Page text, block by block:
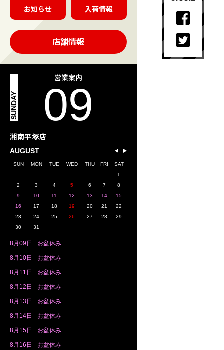
お知らせ 入荷情報
店舗情報
営業案内
09
SUNDAY
湘南平塚店
AUGUST
SUN MON TUE WED THU FRI
SAT
1
2
3 4 5 6 7
8
9
10 11 12 13 14
15
16
17 18 19 20 21
22
23
24 25 26 27 28
29
30
31
8月 09日 お盆休み
8月 10日 お盆休み
8月 11日 お盆休み
8月 12日 お盆休み
8月 13日 お盆休み
8月 14日 お盆休み
8月 15日 お盆休み
8月 16日 お盆休み